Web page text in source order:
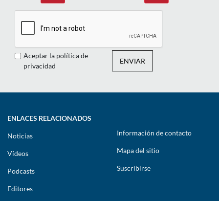
Aceptar la política de
privacidad
ENVIAR
ENLACES RELACIONADOS
Noticias
Vídeos
Podcasts
Editores
Información de contacto
Mapa del sitio
Suscribirse